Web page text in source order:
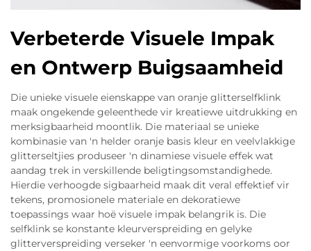
Verbeterde Visuele Impak
en Ontwerp Buigsaamheid
Die unieke visuele eienskappe van oranje glitterselfklink
maak ongekende geleenthede vir kreatiewe uitdrukking en
merksigbaarheid moontlik. Die materiaal se unieke
kombinasie van 'n helder oranje basis kleur en veelvlakkige
glitterseltjies produseer 'n dinamiese visuele effek wat
aandag trek in verskillende beligtingsomstandighede.
Hierdie verhoogde sigbaarheid maak dit veral effektief vir
tekens, promosionele materiale en dekoratiewe
toepassings waar hoë visuele impak belangrik is. Die
selfklink se konstante kleurverspreiding en gelyke
glitterverspreiding verseker 'n eenvormige voorkoms oor